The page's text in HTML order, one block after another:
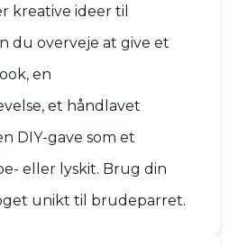
kreative ideer til
du overveje at give et
en
et håndlavet
DIY-gave som et
eller lyskit. Brug din
unikt til brudeparret.